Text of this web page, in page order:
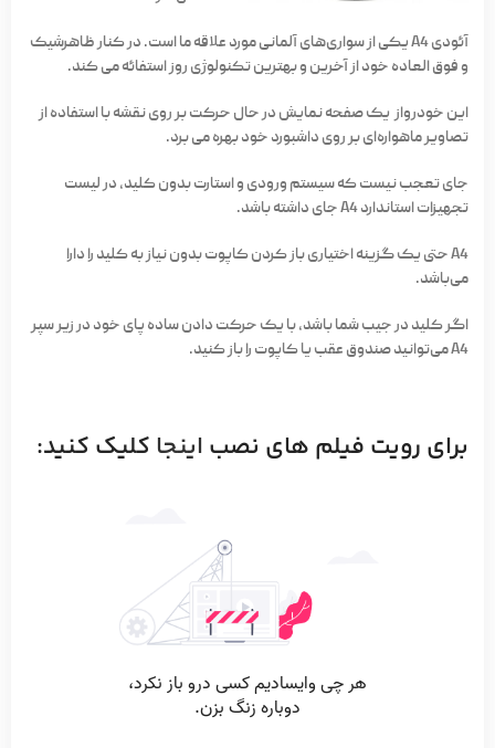
آئودی A4 یکی از سواری‌های آلمانی مورد علاقه ما است. در کنار ظاهرشیک
و فوق العاده خود از آخرین و بهترین تکنولوژی روز استفائه می کند.
این خودرواز یک صفحه نمایش در حال حرکت بر روی نقشه با استفاده از
تصاویر ماهواره‌ای بر روی داشبورد خود بهره می برد.
جای تعجب نیست که سیستم ورودی و استارت بدون کلید، در لیست
تجهیزات استاندارد A4 جای داشته باشد.
A4 حتی یک گزینه اختیاری باز کردن کاپوت بدون نیاز به کلید را دارا
می‌باشد.
اگر کلید در جیب شما باشد، با یک حرکت دادن ساده پای خود در زیر سپر
A4 می‌توانید صندوق عقب یا کاپوت را باز کنید.
برای رویت فیلم های نصب اینجا کلیک کنید: